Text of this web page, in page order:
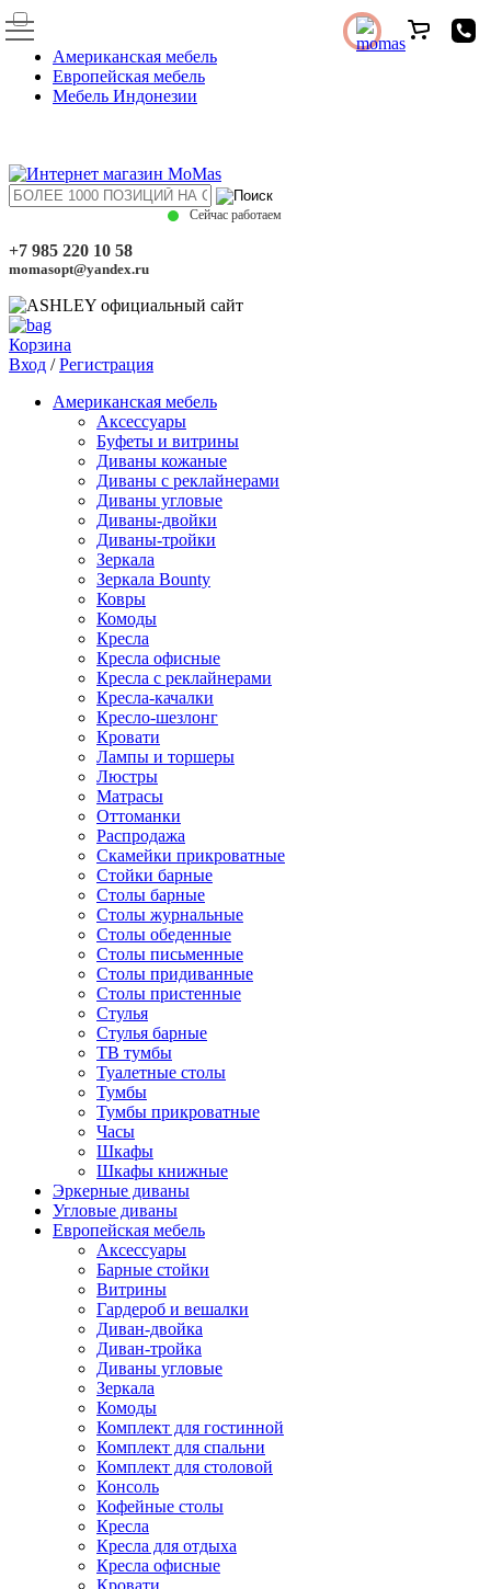
Американская мебель
Европейская мебель
Мебель Индонезии
Сейчас работаем
+7 985 220 10 58
momasopt@yandex.ru
Корзина
Вход /Регистрация
Американская мебель
Аксессуары
Буфеты и витрины
Диваны кожаные
Диваны с реклайнерами
Диваны угловые
Диваны-двойки
Диваны-тройки
Зеркала
Зеркала Bounty
Ковры
Комоды
Кресла
Кресла офисные
Кресла с реклайнерами
Кресла-качалки
Кресло-шезлонг
Кровати
Лампы и торшеры
Люстры
Матрасы
Оттоманки
Распродажа
Скамейки прикроватные
Стойки барные
Столы барные
Столы журнальные
Столы обеденные
Столы письменные
Столы придиванные
Столы пристенные
Стулья
Стулья барные
ТВ тумбы
Туалетные столы
Тумбы
Тумбы прикроватные
Часы
Шкафы
Шкафы книжные
Эркерные диваны
Угловые диваны
Европейская мебель
Аксессуары
Барные стойки
Витрины
Гардероб и вешалки
Диван-двойка
Диван-тройка
Диваны угловые
Зеркала
Комоды
Комплект для гостинной
Комплект для спальни
Комплект для столовой
Консоль
Кофейные столы
Кресла
Кресла для отдыха
Кресла офисные
Кровати